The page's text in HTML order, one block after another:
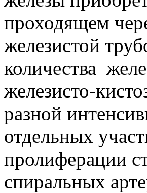
проходящем
железистой
количества
железисто-
разной
отдельных
пролиферации
спиральных